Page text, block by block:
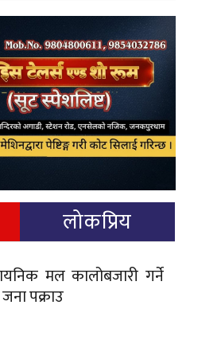
लोकप्रिय
मल कालोबजारी गर्ने
पक्राउ